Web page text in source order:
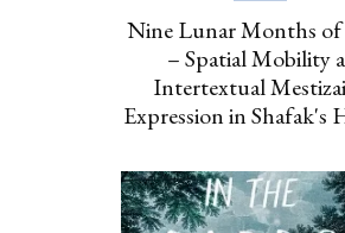
ברצלונה, יוני 2019
Nine Lunar Months
– Spatial Mobility
Intertextual
Expression in Shafak's